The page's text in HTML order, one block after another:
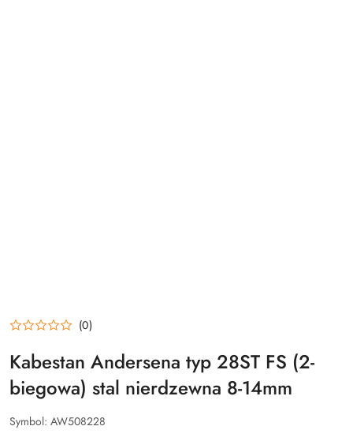
(0)
Kabestan Andersena typ 28ST FS (2-
biegowa) stal nierdzewna 8-14mm
Symbol: AW508228